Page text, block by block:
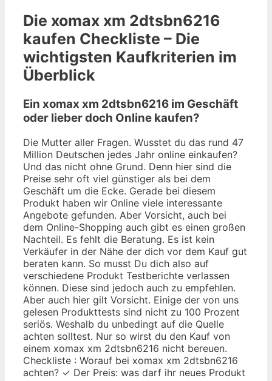
Die xomax xm 2dtsbn6216
kaufen Checkliste – Die
wichtigsten Kaufkriterien im
Überblick
Ein xomax xm 2dtsbn6216 im Geschäft
oder lieber doch Online kaufen?
Die Mutter aller Fragen. Wusstet du das rund 47
Million Deutschen jedes Jahr online einkaufen?
Und das nicht ohne Grund. Denn hier sind die
Preise sehr oft viel günstiger als bei dem
Geschäft um die Ecke. Gerade bei diesem
Produkt haben wir Online viele interessante
Angebote gefunden. Aber Vorsicht, auch bei
dem Online-Shopping auch gibt es einen großen
Nachteil. Es fehlt die Beratung. Es ist kein
Verkäufer in der Nähe der dich vor dem Kauf gut
beraten kann. So musst Du dich also auf
verschiedene Produkt Testberichte verlassen
können. Diese sind jedoch auch zu empfehlen.
Aber auch hier gilt Vorsicht. Einige der von uns
gelesen Produkttests sind nicht zu 100 Prozent
seriös. Weshalb du unbedingt auf die Quelle
achten solltest. Nur so wirst du den Kauf von
einem xomax xm 2dtsbn6216 nicht bereuen.
Checkliste : Worauf bei xomax xm 2dtsbn6216
achten? ✓ Der Preis: was darf ihr neues Produkt